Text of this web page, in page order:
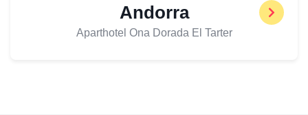
Andorra
Aparthotel Ona Dorada El Tarter